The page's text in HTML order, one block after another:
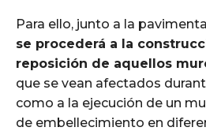
Para ello, junto a la
se procederá a la
reposición de aquellos
que se vean afectados
como a la ejecución de un
de embellecimiento en